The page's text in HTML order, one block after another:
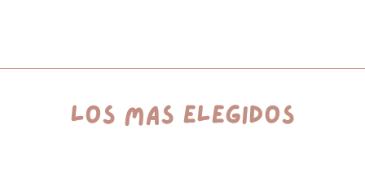
los más elegidos